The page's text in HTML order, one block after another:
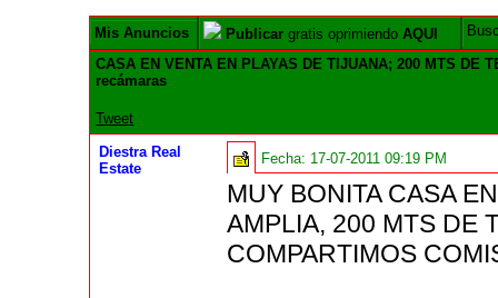
Mis Anuncios Publicar gratis oprimiendoAQUI
CASA EN VENTA EN PLAYAS DE TIJUANA; 200 MTS DE
recámaras
Tweet
Diestra Real
Estate
Fecha: 17-07-2011 09:19 PM
MUY BONITA CASA
AMPLIA, 200 MTS DE
COMPARTIMOS